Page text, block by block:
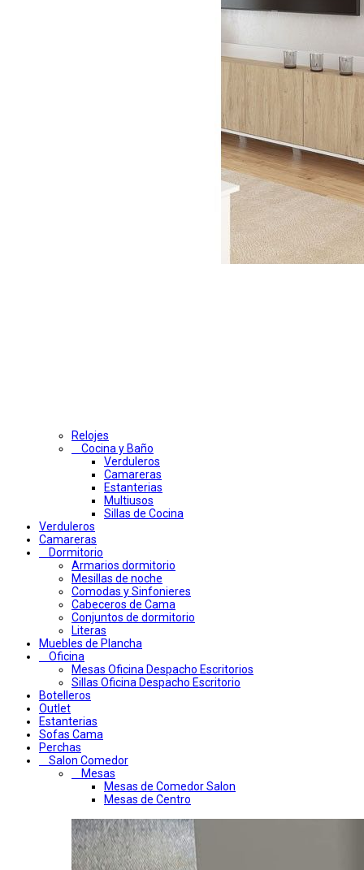
Relojes
Cocina y Baño
Verduleros
Camareras
Estanterias
Multiusos
Sillas de Cocina
Verduleros
Camareras
Dormitorio
Armarios dormitorio
Mesillas de noche
Comodas y Sinfonieres
Cabeceros de Cama
Conjuntos de dormitorio
Literas
Muebles de Plancha
Oficina
Mesas Oficina Despacho Escritorios
Sillas Oficina Despacho Escritorio
Botelleros
Outlet
Estanterias
Sofas Cama
Perchas
Salon Comedor
Mesas
Mesas de Comedor Salon
Mesas de Centro